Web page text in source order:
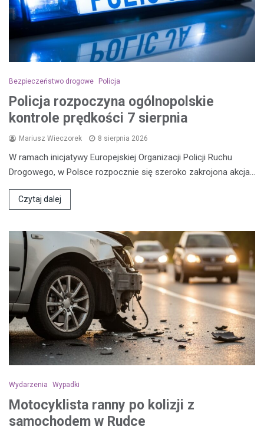
Bezpieczeństwo drogowe Policja
Policja rozpoczyna ogólnopolskie
kontrole prędkości 7 sierpnia
Mariusz Wieczorek 8 sierpnia 2026
W ramach inicjatywy Europejskiej Organizacji Policji Ruchu
Drogowego, w Polsce rozpocznie się szeroko zakrojona akcja…
Czytaj dalej
Wydarzenia Wypadki
Motocyklista ranny po kolizji z
samochodem w Rudce